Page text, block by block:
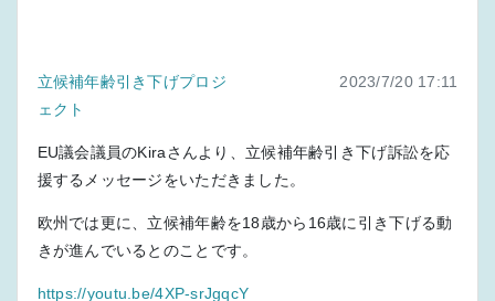
立候補年齢引き下げプロジ
ェクト
2023/7/20 17:11
EU議会議員のKiraさんより、立候補年齢引き下げ訴訟を応
援するメッセージをいただきました。
欧州では更に、立候補年齢を18歳から16歳に引き下げる動
きが進んでいるとのことです。
https://youtu.be/4XP-srJgqcY